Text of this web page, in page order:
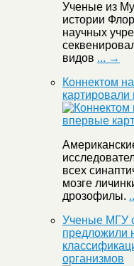
Ученые из
истории
научных
видов ... →
Коннектом
картировали
всех
мозге
дрозофилы.
Ученые МГУ
предложили
организмов